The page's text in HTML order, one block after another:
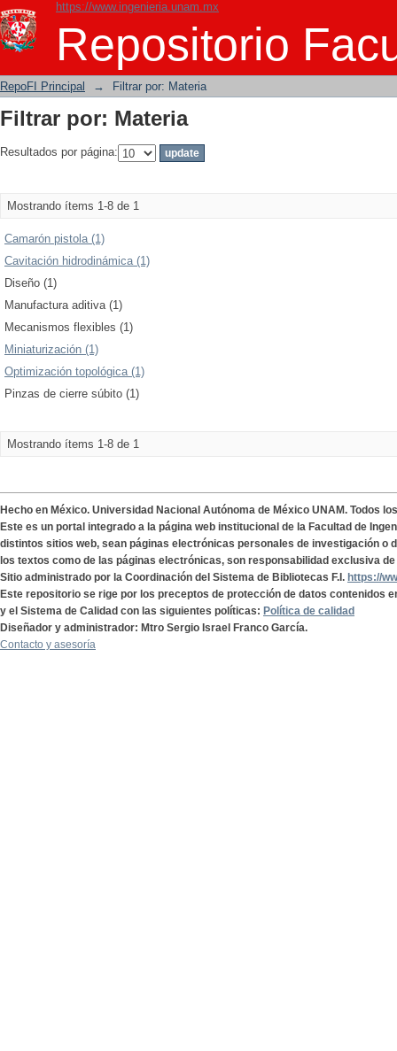
https://www.ingenieria.unam.mx
Repositorio
Filtrar por: Materia
RepoFI Principal → Filtrar por: Materia
Filtrar por: Materia
Resultados por página:
Mostrando ítems 1-8 de 1
Camarón pistola (1)
Cavitación hidrodinámica (1)
Diseño (1)
Manufactura aditiva (1)
Mecanismos flexibles (1)
Miniaturización (1)
Optimización topológica (1)
Pinzas de cierre súbito (1)
Mostrando ítems 1-8 de 1
Hecho en México. Universidad Nacional Autónoma de México UNAM. Todos
Este es un portal integrado a la página web institucional de la Facultad de
distintos sitios web, sean páginas electrónicas personales de investigación o
los textos como de las páginas electrónicas, son responsabilidad exclusiva
Sitio administrado por la Coordinación del Sistema de Bibliotecas F.I. https://
Este repositorio se rige por los preceptos de protección de datos contenidos
y el Sistema de Calidad con las siguientes políticas: Política de calidad
Diseñador y administrador: Mtro Sergio Israel Franco García.
Contacto y asesoría